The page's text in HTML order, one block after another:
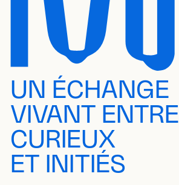
UN ÉCHANGE
VIVANT ENTRE
CURIEUX
ET INITIÉS